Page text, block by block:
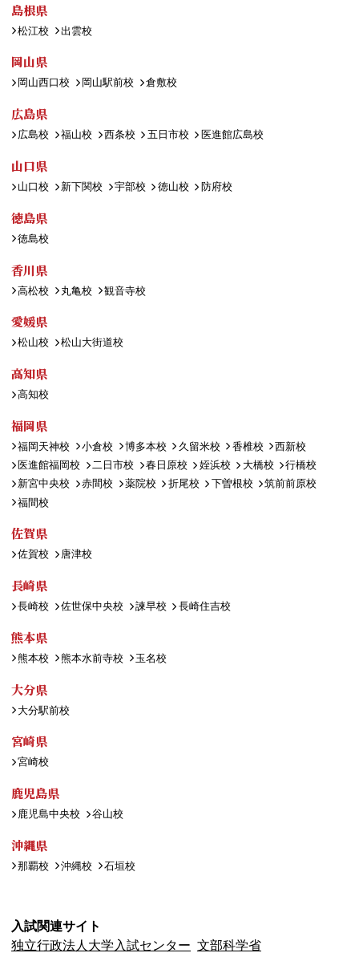
島根県
松江校 出雲校
岡山県
岡山西口校 岡山駅前校 倉敷校
広島県
広島校 福山校 西条校 五日市校 医進館広島校
山口県
山口校 新下関校 宇部校 徳山校 防府校
徳島県
徳島校
香川県
高松校 丸亀校 観音寺校
愛媛県
松山校 松山大街道校
高知県
高知校
福岡県
福岡天神校 小倉校 博多本校 久留米校 香椎校
西新校
医進館福岡校
二日市校 春日原校 姪浜校 大橋校
行橋校
新宮中央校
赤間校 薬院校 折尾校 下曽根校
筑前前原校
福間校
佐賀県
佐賀校 唐津校
長崎県
長崎校 佐世保中央校 諫早校 長崎住吉校
熊本県
熊本校 熊本水前寺校 玉名校
大分県
大分駅前校
宮崎県
宮崎校
鹿児島県
鹿児島中央校 谷山校
沖縄県
那覇校 沖縄校 石垣校
入試関連サイト
独立行政法人大学入試センター 文部科学省